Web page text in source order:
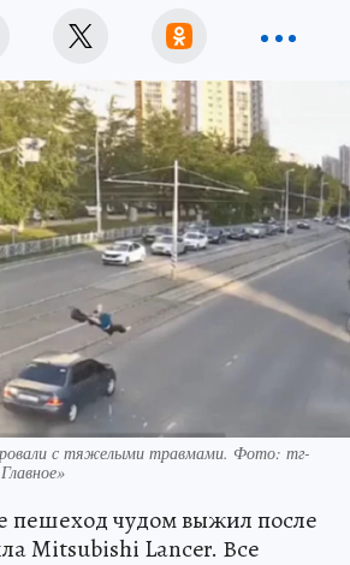
с тяжелыми травмами. Фото: тг-
пешеход чудом выжил после
Mitsubishi Lancer. Все